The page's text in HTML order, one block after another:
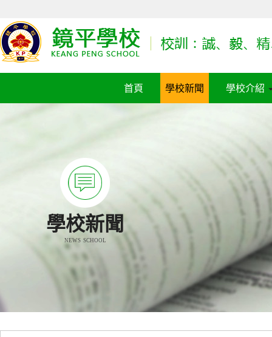
首頁 學校新聞 學校介紹
學校新聞
NEWS SCHOOL